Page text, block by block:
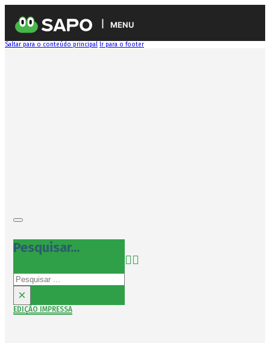
MENU
Saltar para o conteúdo principal Ir para o footer
Pesquisar...
Pesquisar
×
EDIÇÃO IMPRESSA